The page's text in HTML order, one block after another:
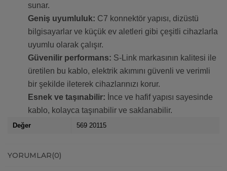
sunar.
Geniş uyumluluk: C7 konnektör yapısı, dizüstü
bilgisayarlar ve küçük ev aletleri gibi çeşitli cihazlarla
uyumlu olarak çalışır.
Güvenilir performans: S-Link markasının kalitesi ile
üretilen bu kablo, elektrik akımını güvenli ve verimli
bir şekilde ileterek cihazlarınızı korur.
Esnek ve taşınabilir: İnce ve hafif yapısı sayesinde
kablo, kolayca taşınabilir ve saklanabilir.
Değer 569 20115
YORUMLAR(0)